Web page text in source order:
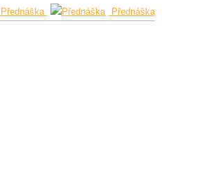
Přednáška Přednáška